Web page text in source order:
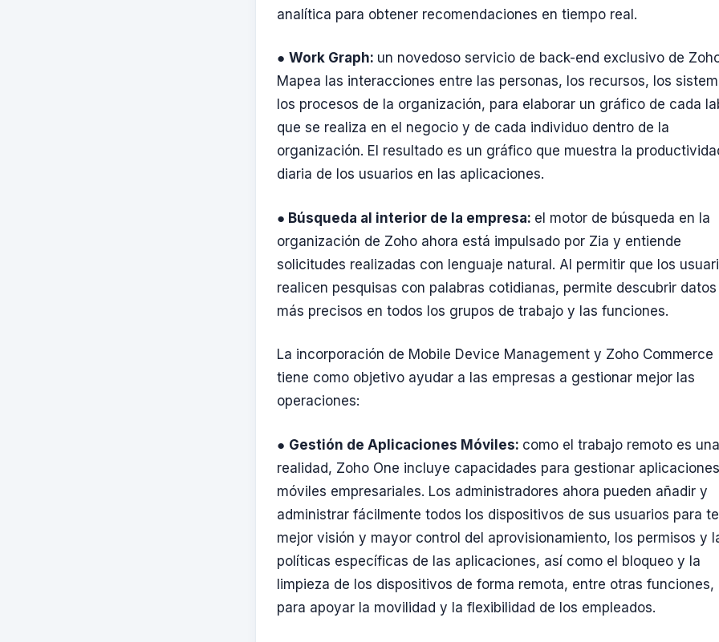
analítica para obtener recomendaciones en tiempo real.
● Work Graph: un novedoso servicio de back-end exclusivo de
Mapea las interacciones entre las personas, los recursos, los
los procesos de la organización, para elaborar un gráfico de cada
que se realiza en el negocio y de cada individuo dentro de la
organización. El resultado es un gráfico que muestra la
diaria de los usuarios en las aplicaciones.
● Búsqueda al interior de la empresa: el motor de búsqueda en la
organización de Zoho ahora está impulsado por Zia y entiende
solicitudes realizadas con lenguaje natural. Al permitir que los
realicen pesquisas con palabras cotidianas, permite descubrir datos
más precisos en todos los grupos de trabajo y las funciones.
La incorporación de Mobile Device Management y Zoho Commerce
tiene como objetivo ayudar a las empresas a gestionar mejor las
operaciones:
● Gestión de Aplicaciones Móviles: como el trabajo remoto es una
realidad, Zoho One incluye capacidades para gestionar aplicaciones
móviles empresariales. Los administradores ahora pueden añadir y
administrar fácilmente todos los dispositivos de sus usuarios para
mejor visión y mayor control del aprovisionamiento, los permisos y
políticas específicas de las aplicaciones, así como el bloqueo y la
limpieza de los dispositivos de forma remota, entre otras funciones,
para apoyar la movilidad y la flexibilidad de los empleados.